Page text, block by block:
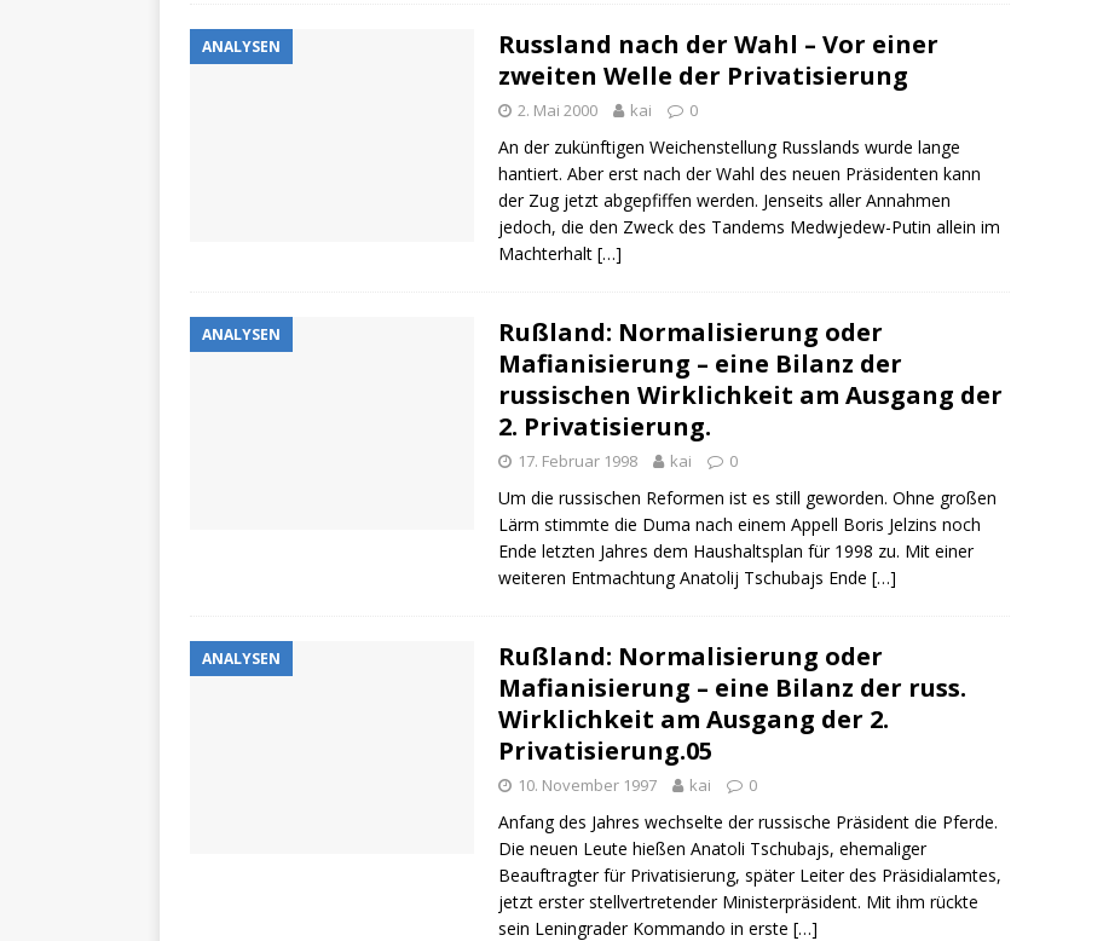
ANALYSEN
Russland nach der Wahl – Vor einer
zweiten Welle der Privatisierung
2. Mai 2000 kai 0
An der zukünftigen Weichenstellung Russlands wurde lange
hantiert. Aber erst nach der Wahl des neuen Präsidenten kann
der Zug jetzt abgepfiffen werden. Jenseits aller Annahmen
jedoch, die den Zweck des Tandems Medwjedew-Putin allein im
Machterhalt […]
ANALYSEN
Rußland: Normalisierung oder
Mafianisierung – eine Bilanz der
russischen Wirklichkeit am Ausgang der
2. Privatisierung.
17. Februar 1998 kai 0
Um die russischen Reformen ist es still geworden. Ohne großen
Lärm stimmte die Duma nach einem Appell Boris Jelzins noch
Ende letzten Jahres dem Haushaltsplan für 1998 zu. Mit einer
weiteren Entmachtung Anatolij Tschubajs Ende […]
ANALYSEN
Rußland: Normalisierung oder
Mafianisierung – eine Bilanz der russ.
Wirklichkeit am Ausgang der 2.
Privatisierung.05
10. November 1997 kai 0
Anfang des Jahres wechselte der russische Präsident die Pferde.
Die neuen Leute hießen Anatoli Tschubajs, ehemaliger
Beauftragter für Privatisierung, später Leiter des Präsidialamtes,
jetzt erster stellvertretender Ministerpräsident. Mit ihm rückte
sein Leningrader Kommando in erste […]